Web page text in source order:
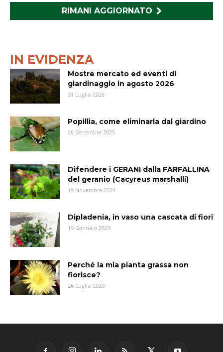
RIMANI AGGIORNATO
IN EVIDENZA
Mostre mercato ed eventi di
giardinaggio in agosto 2026
31 Luglio 2026
Popillia, come eliminarla dal giardino
26 Settembre 2025
Difendere i GERANI dalla FARFALLINA
del geranio (Cacyreus marshalli)
19 Novembre 2024
Dipladenia, in vaso una cascata di fiori
19 Gennaio 2023
Perché la mia pianta grassa non
fiorisce?
26 Luglio 2020